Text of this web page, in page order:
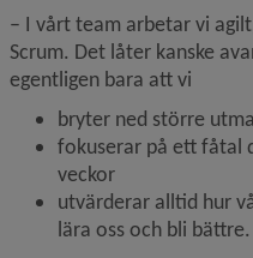
– I vårt team arbetar vi
Scrum. Det låter kanske
egentligen bara att vi
bryter ned större
fokuserar på ett fåtal
veckor
utvärderar alltid hur
lära oss och bli bättre.